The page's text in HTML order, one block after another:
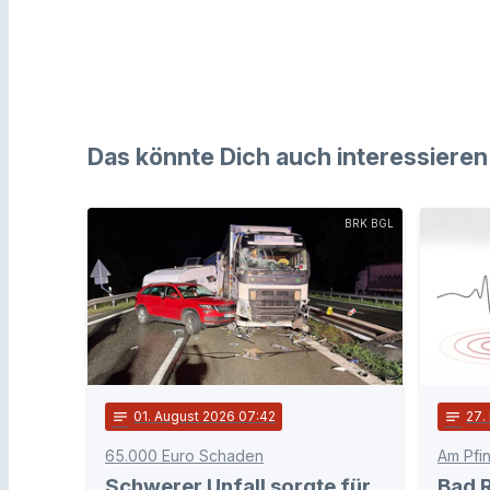
Das könnte Dich auch interessieren
BRK BGL
notes 01. August 2026 07:42
65.000 Euro Schaden
notes 27.
Am